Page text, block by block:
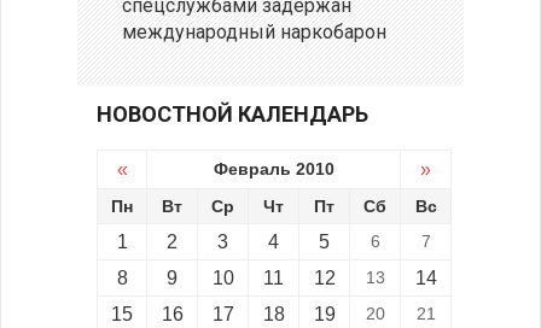
спецслужбами задержан
международный наркобарон
НОВОСТНОЙ КАЛЕНДАРЬ
« Февраль 2010 »
Пн Вт Ср Чт Пт Сб Вс
1 2 3 4 5 6 7
8 9 10 11 12 13
14
15
16 17 18 19 20 21